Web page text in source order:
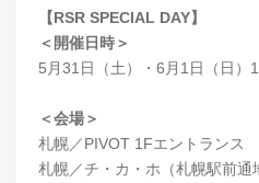
【RSR SPECIAL DAY】
＜開催日時＞
5月31日（土）・6月1日（日）
＜会場＞
札幌／PIVOT 1Fエントランス
札幌／チ・カ・ホ（札幌駅前